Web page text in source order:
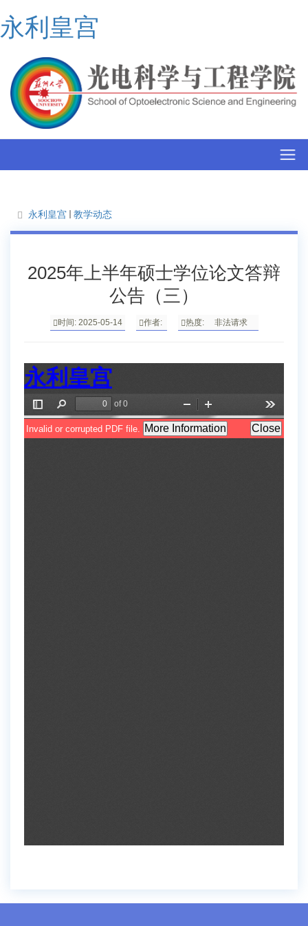
永利皇宫
永利皇宫 教学动态
2025年上半年硕士学位论文答辩
公告（三）
时间: 2025-05-14 作者: 热度: 非法请求